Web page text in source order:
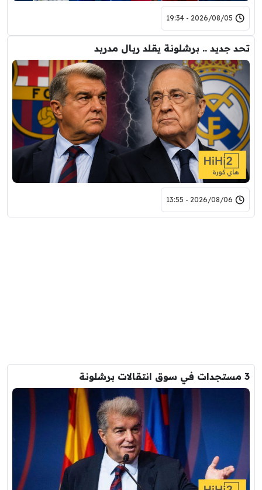
2026/08/05 - 19:34
تحد جديد .. برشلونة يقلد ريال مدريد
2026/08/06 - 13:55
3 مستجدات في سوق انتقالات برشلونة